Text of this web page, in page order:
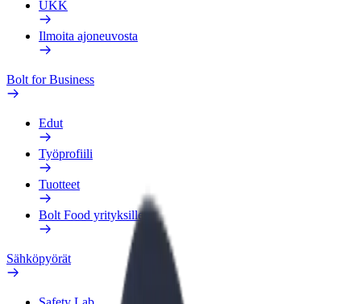
UKK
Ilmoita ajoneuvosta
Bolt for Business
Edut
Työprofiili
Tuotteet
Bolt Food yrityksille
Sähköpyörät